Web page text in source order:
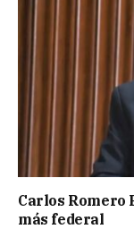
Carlos Romero
más federal